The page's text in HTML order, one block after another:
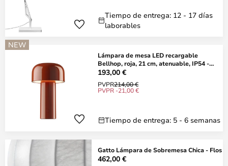
Tiempo de entrega: 12 - 17 días
laborables
NEW
Lámpara de mesa LED recargable
Bellhop, roja, 21 cm, atenuable, IP54 -
FLOS
193,00 €
PVPR214,00 €
PVPR -21,00 €
Tiempo de entrega: 5 - 6 semanas
Gatto Lámpara de Sobremesa Chica - Flos
462,00 €